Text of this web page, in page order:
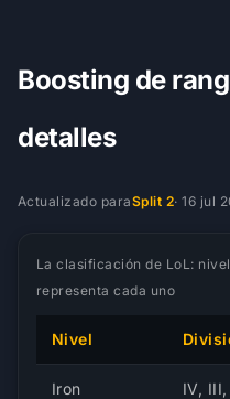
Boosting de
detalles
Actualizado paraSplit 2·16 jul
La clasificación de LoL:
representa cada uno
Nivel
Iron IV,